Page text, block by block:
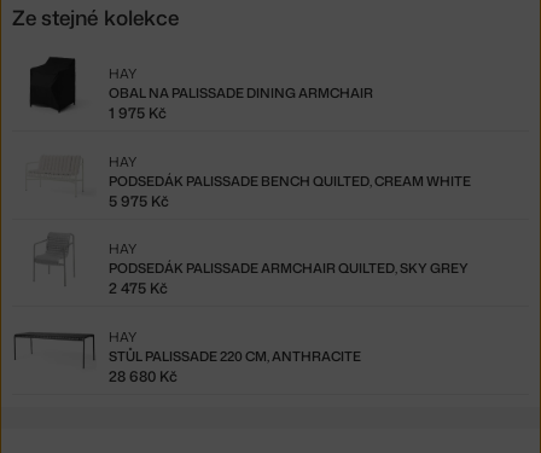
Ze stejné kolekce
OBAL NA PALISSADE DINING ARMCHAIR
HAY
1 975 Kč
PODSEDÁK PALISSADE BENCH QUILTED, CREAM WHITE
HAY
5 975 Kč
PODSEDÁK PALISSADE ARMCHAIR QUILTED, SKY GREY
HAY
2 475 Kč
STŮL PALISSADE 220 CM, ANTHRACITE
HAY
28 680 Kč